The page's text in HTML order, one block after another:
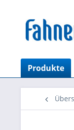
Produkte